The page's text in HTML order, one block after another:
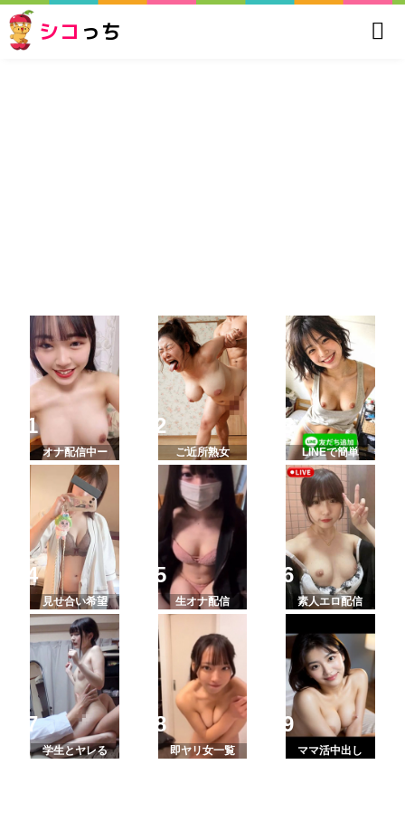
シコ っち
オナ配信中ー ご近所熟女 LINEで簡単
見せ合い希望 生オナ配信 素人エロ配信
学生とヤレる 即ヤリ女一覧 ママ活中出し